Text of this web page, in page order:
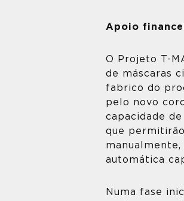
Apoio
O Projeto T-
de máscaras
fabrico do
pelo novo
capacidade
que
automática
Numa fase